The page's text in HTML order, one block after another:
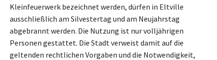
Kleinfeuerwerk bezeichnet werden, dürfen in Eltville
ausschließlich am Silvestertag und am Neujahrstag
abgebrannt werden. Die Nutzung ist nur volljährigen
Personen gestattet. Die Stadt verweist damit auf die
geltenden rechtlichen Vorgaben und die Notwendigkeit,